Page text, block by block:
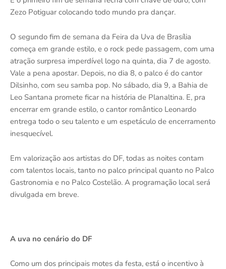
Zezo Potiguar colocando todo mundo pra dançar.
O segundo fim de semana da Feira da Uva de Brasília
começa em grande estilo, e o rock pede passagem, com uma
atração surpresa imperdível logo na quinta, dia 7 de agosto.
Vale a pena apostar. Depois, no dia 8, o palco é do cantor
Dilsinho, com seu samba pop. No sábado, dia 9, a Bahia de
Leo Santana promete ficar na história de Planaltina. E, pra
encerrar em grande estilo, o cantor romântico Leonardo
entrega todo o seu talento e um espetáculo de encerramento
inesquecível.
Em valorização aos artistas do DF, todas as noites contam
com talentos locais, tanto no palco principal quanto no Palco
Gastronomia e no Palco Costelão. A programação local será
divulgada em breve.
A uva no cenário do DF
Como um dos principais motes da festa, está o incentivo à